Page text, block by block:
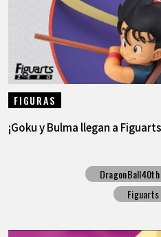
FIGURAS
¡Goku y Bulma llegan a
DragonBall40th
Figuarts